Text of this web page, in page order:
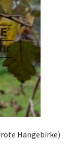
Hängebirke)